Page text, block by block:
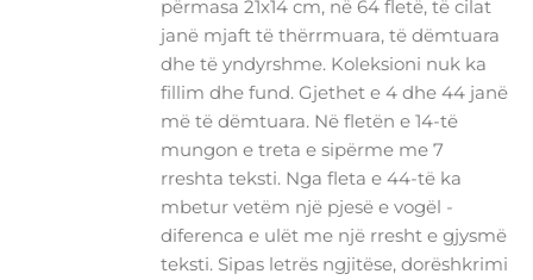
përmasa 21x14 cm, në 64 fletë, të cilat
janë mjaft të thërrmuara, të dëmtuara
dhe të yndyrshme. Koleksioni nuk ka
fillim dhe fund. Gjethet e 4 dhe 44 janë
më të dëmtuara. Në fletën e 14-të
mungon e treta e sipërme me 7
rreshta teksti. Nga fleta e 44-të ka
mbetur vetëm një pjesë e vogël -
diferenca e ulët me një rresht e gjysmë
teksti. Sipas letrës ngjitëse, dorëshkrimi